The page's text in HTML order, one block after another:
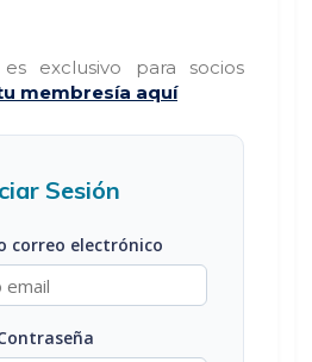
exclusivo para socios
membresía aquí
Sesión
correo electrónico